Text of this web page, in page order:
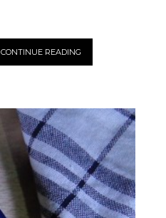
CONTINUE READING